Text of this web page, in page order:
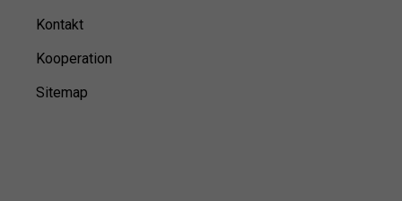
Kontakt
Kooperation
Sitemap